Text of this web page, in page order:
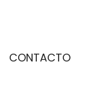
CONTACTO